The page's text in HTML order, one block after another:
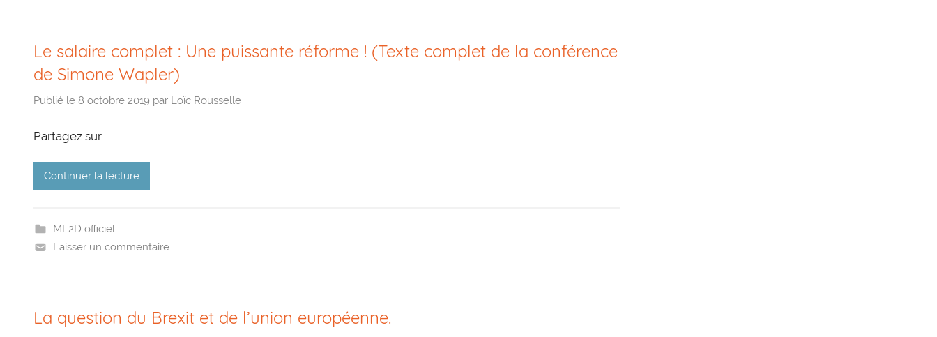
Le salaire complet : Une puissante réforme ! (Texte complet de la conférence
de Simone Wapler)
Publié le 8 octobre 2019 par Loïc Rousselle
Partagez sur
Continuer la lecture
ML2D officiel
Laisser un commentaire
La question du Brexit et de l’union européenne.